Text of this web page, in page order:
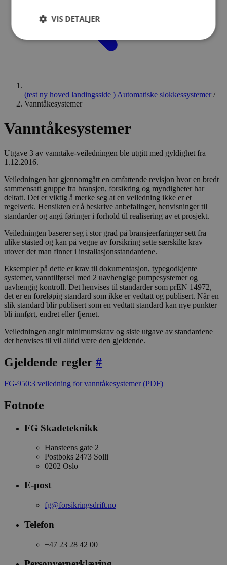
(test ny hoved landingsside ) Automatiske slokkessystemer/
Vanntåkesystemer
Vanntåkesystemer
Utgave 3 av vanntåke-veiledningen ble utgitt med gyldighet fra
1.12.2016.
Veiledningen har gjennomgått en omfattende revisjon hvor en bredt
sammensatt gruppe fra bransjen, forsikring og myndigheter har
deltatt. Det er viktig å merke seg at en veiledning ikke er et
regelverk. Hensikten er å beskrive anbefalinger, henvisninger til
standarder og angi føringer i forhold til realisering av et prosjekt.
Veiledningen baserer seg i stor grad på bransjeerfaringer sett fra
ulike ståsted og kan på vegne av forsikring sette særskilte krav
utover det man finner i installasjonsstandardene.
Eksempler på dette er krav til dokumentasjon, typegodkjente
systemer, vanntilførsel med 2 uavhengige pumpesystemer og
uavhengig kontroll. Det henvises til standarder som prEN 14972,
det er en foreløpig standard som ikke er vedtatt og publisert. Når en
slik standard blir publisert som en vedtatt standard kan nye punkter
bli innført, endret eller fjernet.
Veiledningen angir minimumskrav og siste utgave av standardene
det henvises til vil alltid være den gjeldende.
Gjeldende regler #
FG-950:3 veiledning for vanntåkesystemer(PDF)
Fotnote
FG Skadeteknikk
Hansteens gate 2
Postboks 2473 Solli
0202 Oslo
E-post
fg@forsikringsdrift.no
Telefon
+47 23 28 42 00
VIS DETALJER